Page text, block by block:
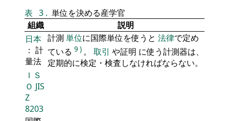
表 3 . 単位を決める産学官
組織
説明
日本
： 計
量法
計測 単位に国際単位を使うと 法律で定め
ている 9 ) 。 取引 や証明 に使う計測器は、
定期的に検定・検査しなければならない。
ＩＳ
Ｏ JIS
Z
8203